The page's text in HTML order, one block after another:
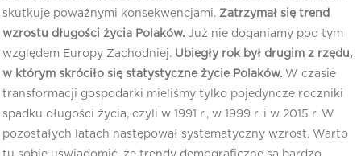
skutkuje poważnymi konsekwencjami. Zatrzymał się trend
wzrostu długości życia Polaków. Już nie doganiamy pod tym
względem Europy Zachodniej. Ubiegły rok był drugim z rzędu,
w którym skróciło się statystyczne życie Polaków. W czasie
transformacji gospodarki mieliśmy tylko pojedyncze roczniki
spadku długości życia, czyli w 1991 r., w 1999 r. i w 2015 r. W
pozostałych latach następował systematyczny wzrost. Warto